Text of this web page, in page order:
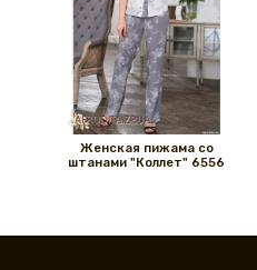
Женская пижама со
штанами "Коллет" 6556